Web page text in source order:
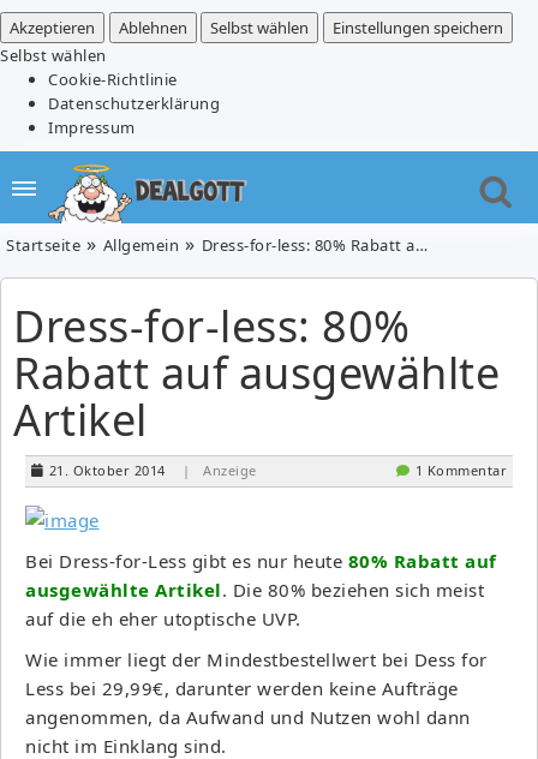
Akzeptieren
Ablehnen Selbst wählen
Einstellungen speichern
Selbst wählen
Cookie-Richtlinie
Datenschutzerklärung
Impressum
Startseite Allgemein Dress-for-less: 80% Rabatt auf ausgewählte Artikel
Dress-for-less: 80%
Rabatt auf ausgewählte
Artikel
21. Oktober 2014 | Anzeige 1 Kommentar
Bei Dress-for-Less gibt es nur heute 80% Rabatt auf
ausgewählte Artikel. Die 80% beziehen sich meist
auf die eh eher utoptische UVP.
Wie immer liegt der Mindestbestellwert bei Dess for
Less bei 29,99€, darunter werden keine Aufträge
angenommen, da Aufwand und Nutzen wohl dann
nicht im Einklang sind.